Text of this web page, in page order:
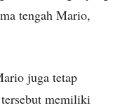
tengah Mario,
juga tetap
memiliki